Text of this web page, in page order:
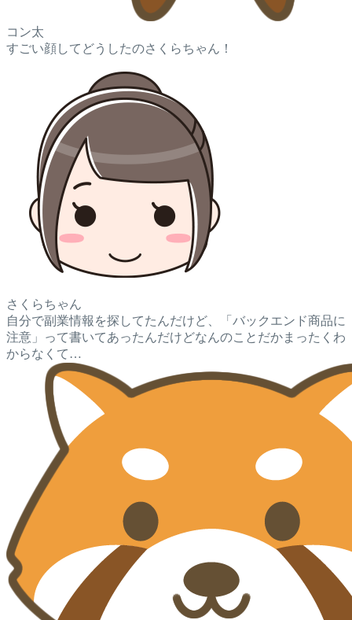
コン太
すごい顔してどうしたのさくらちゃん！
さくらちゃん
自分で副業情報を探してたんだけど、「バックエンド商品に
注意」って書いてあったんだけどなんのことだかまったくわ
からなくて…